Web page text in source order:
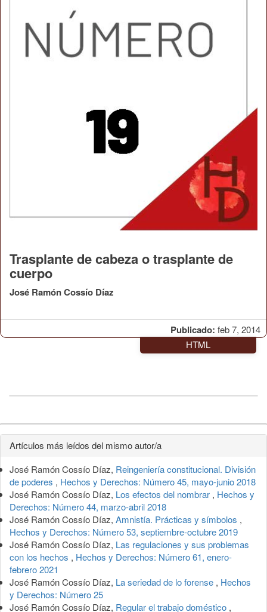
Publicado: feb 7, 2014
Trasplante de cabeza o trasplante de
cuerpo
José Ramón Cossío Díaz
HTML
Detalles
del
artículo
Artículos más leídos del mismo autor/a
José Ramón Cossío Díaz, Reingeniería constitucional. División
de poderes , Hechos y Derechos: Número 45, mayo-junio 2018
José Ramón Cossío Díaz, Los efectos del nombrar , Hechos y
Derechos: Número 44, marzo-abril 2018
José Ramón Cossío Díaz, Amnistía. Prácticas y símbolos ,
Hechos y Derechos: Número 53, septiembre-octubre 2019
José Ramón Cossío Díaz, Las regulaciones y sus problemas
con los hechos , Hechos y Derechos: Número 61, enero-
febrero 2021
José Ramón Cossío Díaz, La seriedad de lo forense , Hechos
y Derechos: Número 25
José Ramón Cossío Díaz, Regular el trabajo doméstico ,